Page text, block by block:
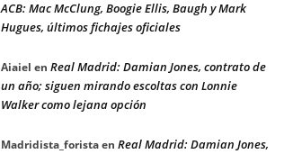
ACB: Mac McClung, Boogie Ellis, Baugh y Mark
Hugues, últimos fichajes oficiales
Aiaiel en Real Madrid: Damian Jones, contrato de
un año; siguen mirando escoltas con Lonnie
Walker como lejana opción
Madridista_foristaen Real Madrid: Damian Jones,